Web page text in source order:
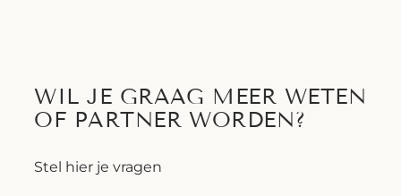
WIL JE GRAAG MEER WETEN
OF PARTNER WORDEN?
Stel hier je vragen